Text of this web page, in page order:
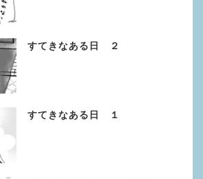
すてきなある日 ２
すてきなある日 １